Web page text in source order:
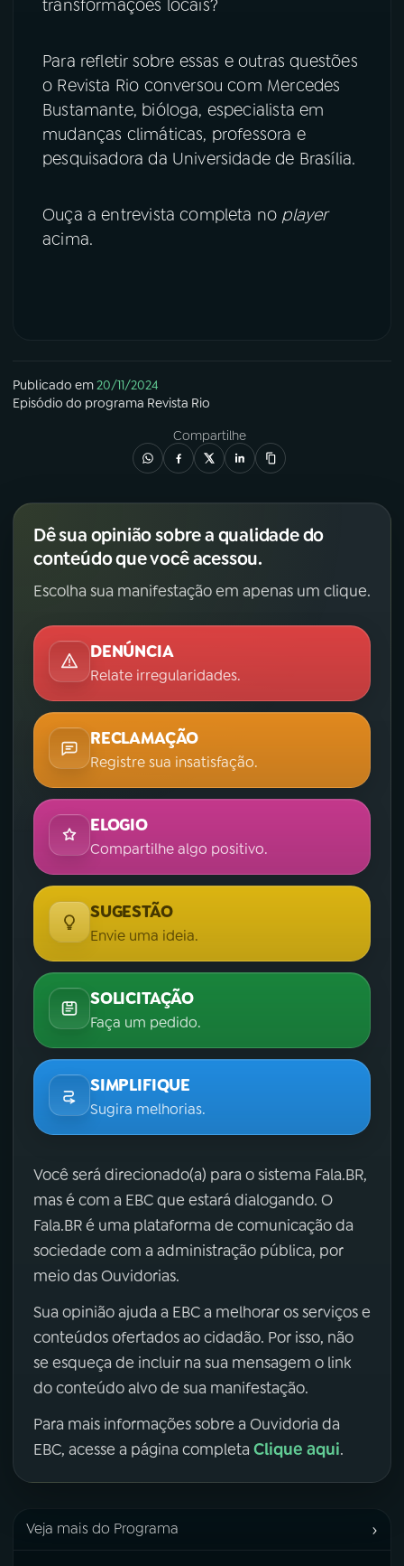
transformações locais?
Para refletir sobre essas e outras questões
o Revista Rio conversou com Mercedes
Bustamante, bióloga, especialista em
mudanças climáticas, professora e
pesquisadora da Universidade de Brasília.
Ouça a entrevista completa no player
acima.
Publicado em20/11/2024
Episódio do programa Revista Rio
Compartilhe
Dê sua opinião sobre a qualidade do
conteúdo que você acessou.
Escolha sua manifestação em apenas um clique.
DENÚNCIA
Relate irregularidades.
RECLAMAÇÃO
Registre sua insatisfação.
ELOGIO
Compartilhe algo positivo.
SUGESTÃO
Envie uma ideia.
SOLICITAÇÃO
Faça um pedido.
SIMPLIFIQUE
Sugira melhorias.
Você será direcionado(a) para o sistema Fala.BR,
mas é com a EBC que estará dialogando. O
Fala.BR é uma plataforma de comunicação da
sociedade com a administração pública, por
meio das Ouvidorias.
Sua opinião ajuda a EBC a melhorar os serviços e
conteúdos ofertados ao cidadão. Por isso, não
se esqueça de incluir na sua mensagem o link
do conteúdo alvo de sua manifestação.
Para mais informações sobre a Ouvidoria da
EBC, acesse a página completa Clique aqui.
Veja mais do Programa ›